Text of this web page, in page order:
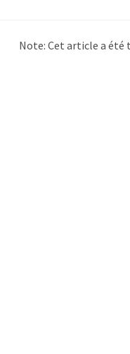
Note: Cet article a